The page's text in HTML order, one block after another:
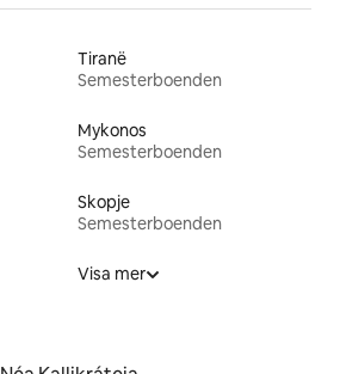
Tiranë
Semesterboenden
Mykonos
Semesterboenden
Skopje
Semesterboenden
Visa mer